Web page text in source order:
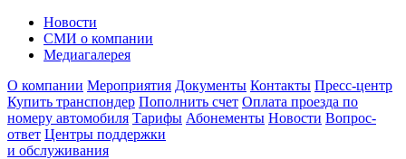
Новости
СМИ о компании
Медиагалерея
О компании Мероприятия Документы Контакты Пресс-центр
Купить транспондер Пополнить счет Оплата проезда по
номеру автомобиля Тарифы Абонементы Новости Вопрос-
ответ Центры поддержки
и обслуживания